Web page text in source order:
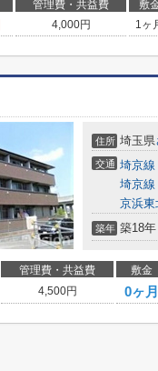
管理費・共益費 敷
4,000円 1ヶ
住所 埼玉県
交通 埼京線
埼京線
京浜東
築年 築18年
管理費・共益費 敷金
4,500円 0ヶ月